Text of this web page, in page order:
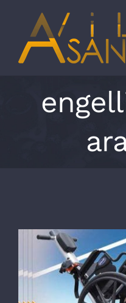
content